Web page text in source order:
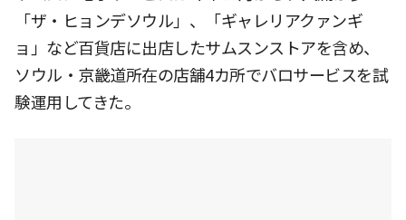
「ザ・ヒョンデソウル」、「ギャレリアクァンギ
ョ」など百貨店に出店したサムスンストアを含め、
ソウル・京畿道所在の店舗4カ所でバロサービスを試
験運用してきた。